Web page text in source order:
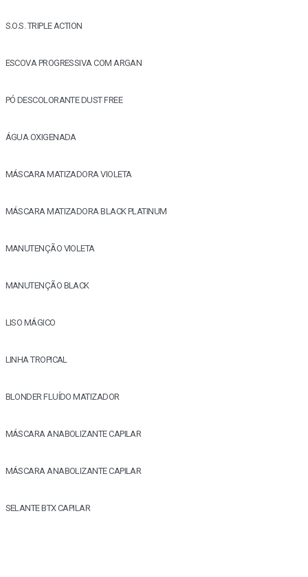
S.O.S. TRIPLE ACTION
ESCOVA PROGRESSIVA COM ARGAN
PÓ DESCOLORANTE DUST FREE
ÁGUA OXIGENADA
MÁSCARA MATIZADORA VIOLETA
MÁSCARA MATIZADORA BLACK PLATINUM
MANUTENÇÃO VIOLETA
MANUTENÇÃO BLACK
LISO MÁGICO
LINHA TROPICAL
BLONDER FLUÍDO MATIZADOR
MÁSCARA ANABOLIZANTE CAPILAR
MÁSCARA ANABOLIZANTE CAPILAR
SELANTE BTX CAPILAR